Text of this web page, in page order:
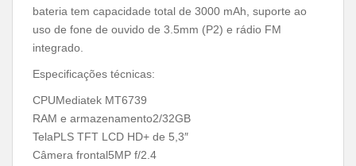
bateria tem capacidade total de 3000 mAh, suporte ao
uso de fone de ouvido de 3.5mm (P2) e rádio FM
integrado.
Especificações técnicas:
CPUMediatek MT6739
RAM e armazenamento2/32GB
TelaPLS TFT LCD HD+ de 5,3″
Câmera frontal5MP f/2.4